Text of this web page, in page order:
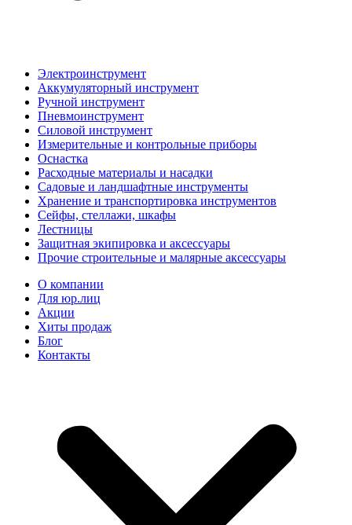
Электроинструмент
Аккумуляторный инструмент
Ручной инструмент
Пневмоинструмент
Силовой инструмент
Измерительные и контрольные приборы
Оснастка
Расходные материалы и насадки
Садовые и ландшафтные инструменты
Хранение и транспортировка инструментов
Сейфы, стеллажи, шкафы
Лестницы
Защитная экипировка и аксессуары
Прочие строительные и малярные аксессуары
О компании
Для юр.лиц
Акции
Хиты продаж
Блог
Контакты